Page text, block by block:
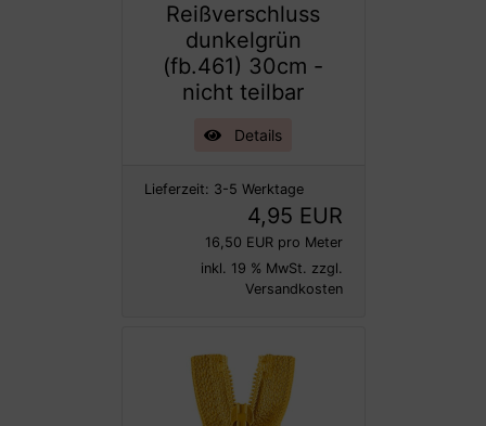
Reißverschluss
dunkelgrün
(fb.461) 30cm -
nicht teilbar
Details
Lieferzeit: 3-5 Werktage
4,95 EUR
16,50 EUR pro Meter
inkl. 19 % MwSt. zzgl.
Versandkosten